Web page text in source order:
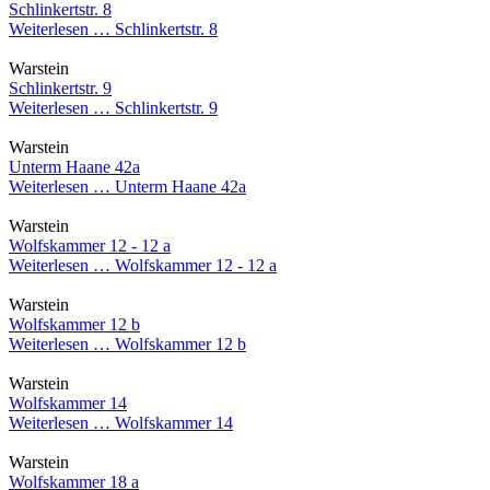
Schlinkertstr. 8
Weiterlesen … Schlinkertstr. 8
Warstein
Schlinkertstr. 9
Weiterlesen … Schlinkertstr. 9
Warstein
Unterm Haane 42a
Weiterlesen … Unterm Haane 42a
Warstein
Wolfskammer 12 - 12 a
Weiterlesen … Wolfskammer 12 - 12 a
Warstein
Wolfskammer 12 b
Weiterlesen … Wolfskammer 12 b
Warstein
Wolfskammer 14
Weiterlesen … Wolfskammer 14
Warstein
Wolfskammer 18 a